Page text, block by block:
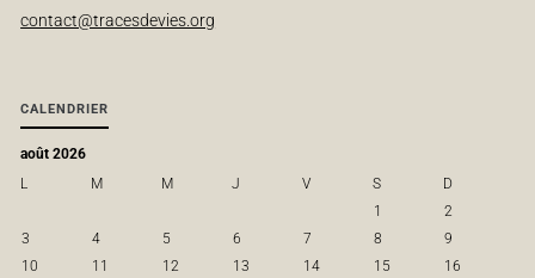
contact@tracesdevies.org
CALENDRIER
août 2026
L
M M J V S
D
1
2
3
4 5 6 7 8
9
10
11 12 13 14 15
16